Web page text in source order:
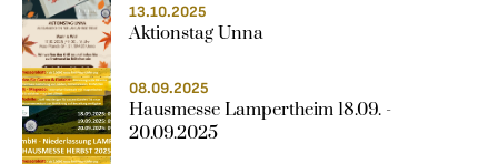
13.10.2025
Aktionstag Unna
08.09.2025
Hausmesse Lampertheim 18.09. -
20.09.2025